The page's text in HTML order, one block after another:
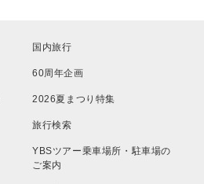
国内旅行
60周年企画
2026夏まつり特集
旅行検索
YBSツアー乗車場所・駐車場の
ご案内